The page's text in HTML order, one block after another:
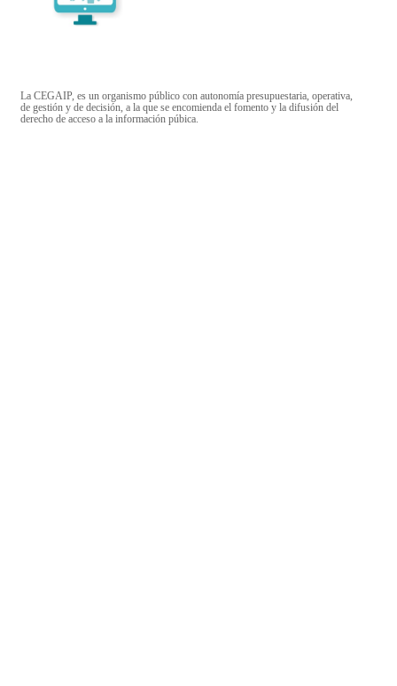
La CEGAIP, es un organismo público con autonomía presupuestaria, operativa,
de gestión y de decisión, a la que se encomienda el fomento y la difusión del
derecho de acceso a la información púbica.